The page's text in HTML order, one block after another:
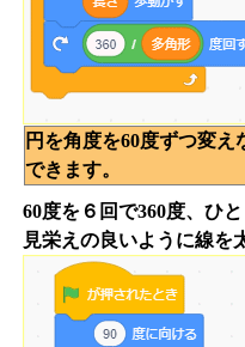
円を角度を60度ずつ変
できます。
60度を６回で360度、ひと
見栄えの良いように線を